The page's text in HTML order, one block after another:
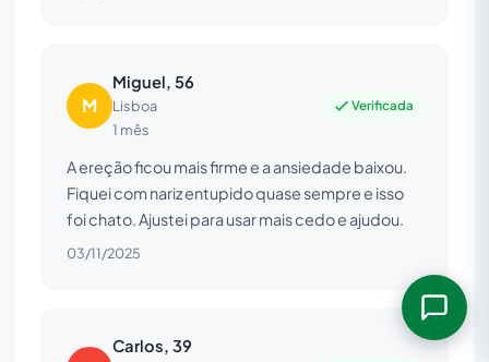
M
Miguel, 56
Lisboa
1 mês
Verificada
A ereção ficou mais firme e a ansiedade baixou.
Fiquei com nariz entupido quase sempre e isso
foi chato. Ajustei para usar mais cedo e ajudou.
03/11/2025
Carlos, 39